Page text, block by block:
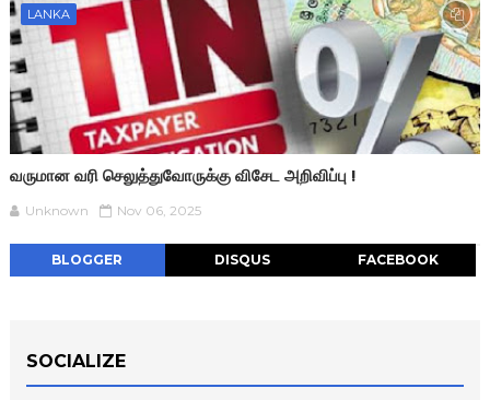
LANKA
வருமான வரி செலுத்துவோருக்கு விசேட அறிவிப்பு !
Unknown Nov 06, 2025
BLOGGER DISQUS FACEBOOK
SOCIALIZE